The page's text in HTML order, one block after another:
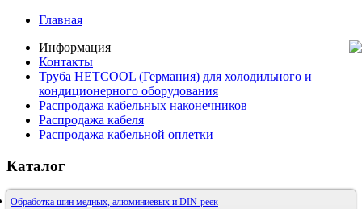
Главная
Информация
Контакты
Труба HETCOOL (Германия) для холодильного и
кондиционерного оборудования
Распродажа кабельных наконечников
Распродажа кабеля
Распродажа кабельной оплетки
Каталог
Обработка шин медных, алюминиевых и DIN-реек